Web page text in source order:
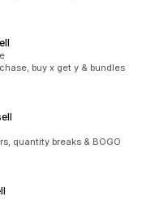
buy x get y & bundles
quantity breaks & BOGO